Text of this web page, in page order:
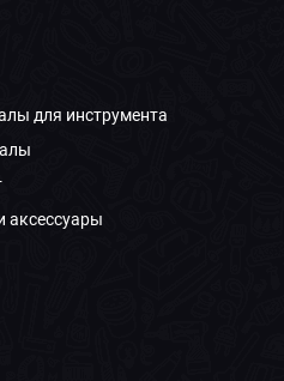
для инструмента
аксессуары